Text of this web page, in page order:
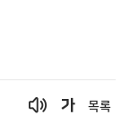
목록